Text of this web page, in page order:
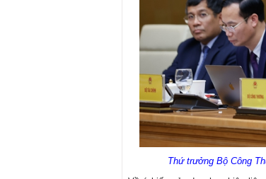
Thứ trưởng Bộ Công